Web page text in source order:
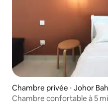
Chambre privée ⋅ Johor
Chambre confortable à 5